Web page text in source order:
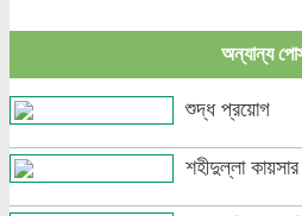
পৃথক শব্দ দ্বারা
বিভিন্ন ভাষায়
কিছু শব্দের
অন্যান্য
শুদ্ধ প্রয়োগ
শহীদুল্লা কায়সার